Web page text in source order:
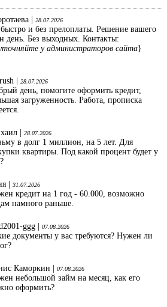
| 28.07.2026
и без прелоплаты. Решение вашего
день. Без выходных. Контакты:
у администраторов сайта}
|
28.07.2026
день, помогите оформить кредит,
загруженность. Работа, прописка
| 28.07.2026
в долг 1 миллион, на 5 лет. Для
квартиры. Под какой процент будет у
| 31.07.2026
кредит на 1 год - 60.000, возможно
намного раньше.
ggg | 07.08.2026
документы у вас требуются? Нужен ли
Каморкин | 07.08.2026
небольшой займ на месяц, как его
оформить?